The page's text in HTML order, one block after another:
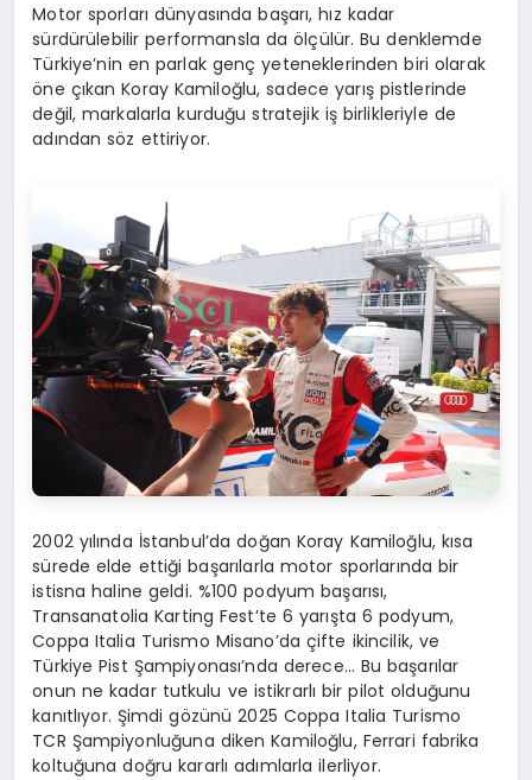
Motor sporları dünyasında başarı, hız kadar
sürdürülebilir performansla da ölçülür. Bu denklemde
Türkiye’nin en parlak genç yeteneklerinden biri olarak
öne çıkan Koray Kamiloğlu, sadece yarış pistlerinde
değil, markalarla kurduğu stratejik iş birlikleriyle de
adından söz ettiriyor.
2002 yılında İstanbul’da doğan Koray Kamiloğlu, kısa
sürede elde ettiği başarılarla motor sporlarında bir
istisna haline geldi. %100 podyum başarısı,
Transanatolia Karting Fest’te 6 yarışta 6 podyum,
Coppa Italia Turismo Misano’da çifte ikincilik, ve
Türkiye Pist Şampiyonası’nda derece… Bu başarılar
onun ne kadar tutkulu ve istikrarlı bir pilot olduğunu
kanıtlıyor. Şimdi gözünü 2025 Coppa Italia Turismo
TCR Şampiyonluğuna diken Kamiloğlu, Ferrari fabrika
koltuğuna doğru kararlı adımlarla ilerliyor.